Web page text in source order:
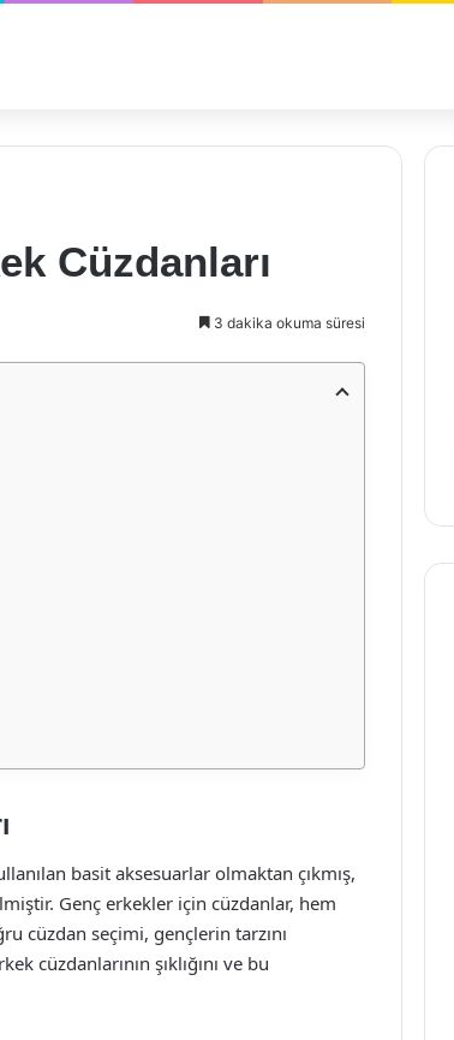
Cüzdanları
3 dakika okuma süresi
basit aksesuarlar olmaktan çıkmış,
Genç erkekler için cüzdanlar, hem
cüzdan seçimi, gençlerin tarzını
cüzdanlarının şıklığını ve bu